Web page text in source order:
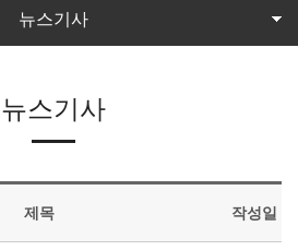
뉴스기사
뉴스기사
제목 작성일